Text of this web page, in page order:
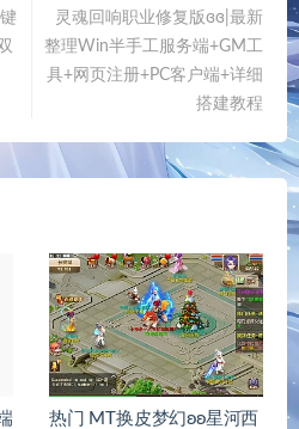
灵魂回响职业修复版ɞɞ|最新
整理Win半手工服务端+GM工
具+网页注册+PC客户端+详细
搭建教程
热门 MT换皮梦幻ʚʚ星河西